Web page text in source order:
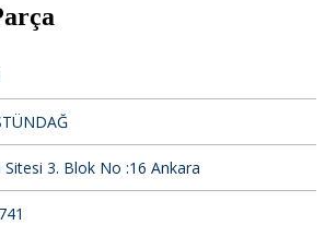
Sitesi 3. Blok No :16 Ankara